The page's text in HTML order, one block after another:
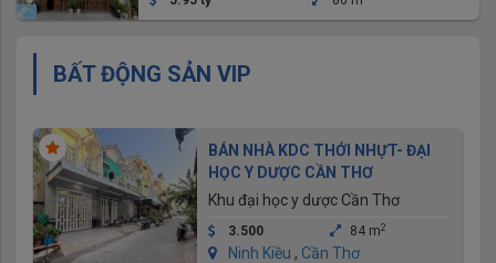
BẤT ĐỘNG SẢN VIP
BÁN NHÀ KDC THỚI NHỰT- ĐẠI
HỌC Y DƯỢC CẦN THƠ
Khu đại học y dược Cần Thơ
3.500 84 m2
Ninh Kiều , Cần Thơ